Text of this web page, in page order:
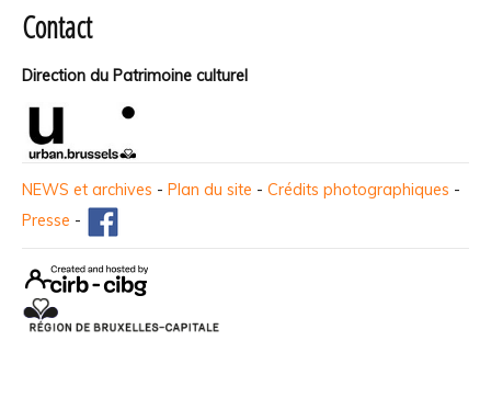
Contact
Direction du Patrimoine culturel
NEWS et archives - Plan du site - Crédits photographiques -
Presse -